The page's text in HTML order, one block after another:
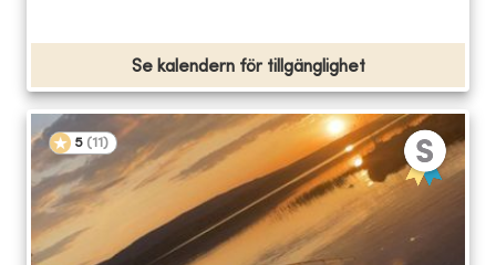
Se kalendern för tillgänglighet
5 (11 )